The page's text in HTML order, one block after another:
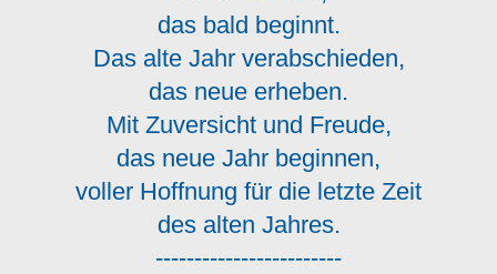
das bald beginnt.
Das alte Jahr verabschieden,
das neue erheben.
Mit Zuversicht und Freude,
das neue Jahr beginnen,
voller Hoffnung für die letzte Zeit
des alten Jahres.
------------------------